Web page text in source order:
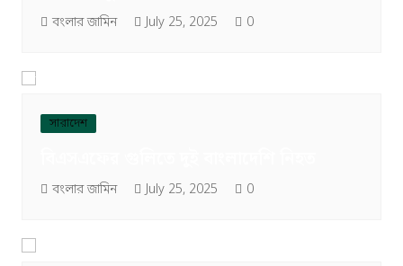
বংলার জামিন July 25, 2025 0
সারাদেশ
বংলার জামিন July 25, 2025 0